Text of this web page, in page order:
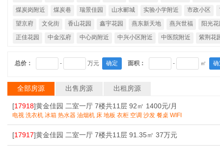
煤炭岗附近
煤炭巷 瑞景佳园 山水郦城 实验小学附近 市政小区
望京府
文化街 香山花园 鑫宇花园 燕东新天地 燕兴世福
阳光
正佳花园
中金泓府 中心岗附近 中兴小区附近 中医院附近 紫荆花
总价： - 万元 确定 面积： - ㎡
全部房源 出售房源 出租房源
[17918]黄金佳园 二室一厅 7楼共11层 92㎡ 1400元/月
电视 洗衣机 冰箱 热水器 油烟机 床 地板 衣柜 空调 沙发 餐桌 WIFI
[17917]黄金佳园 二室一厅 7楼共11层 91.35㎡ 37万元